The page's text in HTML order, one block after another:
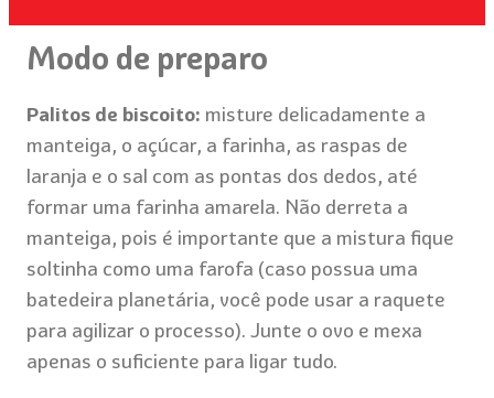
Modo de preparo
Palitos de biscoito: misture delicadamente a
manteiga, o açúcar, a farinha, as raspas de
laranja e o sal com as pontas dos dedos, até
formar uma farinha amarela. Não derreta a
manteiga, pois é importante que a mistura fique
soltinha como uma farofa (caso possua uma
batedeira planetária, você pode usar a raquete
para agilizar o processo). Junte o ovo e mexa
apenas o suficiente para ligar tudo.